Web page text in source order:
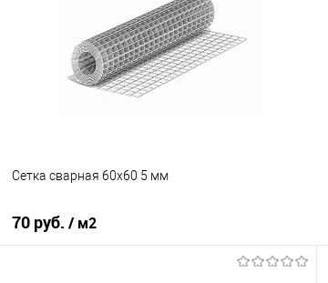
Купить в 1 клик
Сравнение
В избранное
Под заказ
Сетка сварная 60х60 5 мм
70 руб. / м2